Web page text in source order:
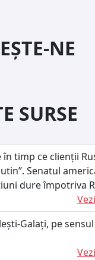
NE
SURSE
în timp ce clienții
Senatul
dure împotriva
Galați, pe